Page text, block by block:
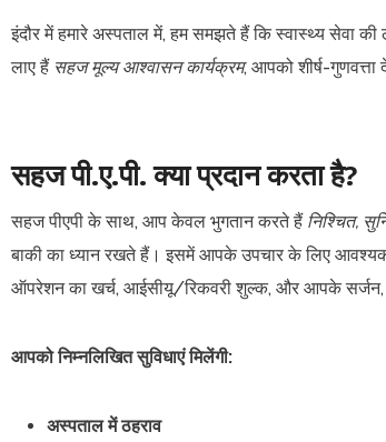
इंदौर में हमारे अस्पताल में, हम समझते हैं कि स्वास्थ्य सेवा
लाए हैं सहज मूल्य आश्वासन कार्यक्रम, आपको शीर्ष-
सहज पी.ए.पी. क्या प्रदान करता है?
सहज पीएपी के साथ, आप केवल भुगतान करते हैं निश्चित,
बाकी का ध्यान रखते हैं। इसमें आपके उपचार के लिए
ऑपरेशन का खर्च, आईसीयू/रिकवरी शुल्क, और आपके सर्जन,
आपको निम्नलिखित सुविधाएं मिलेंगी:
अस्पताल में ठहराव